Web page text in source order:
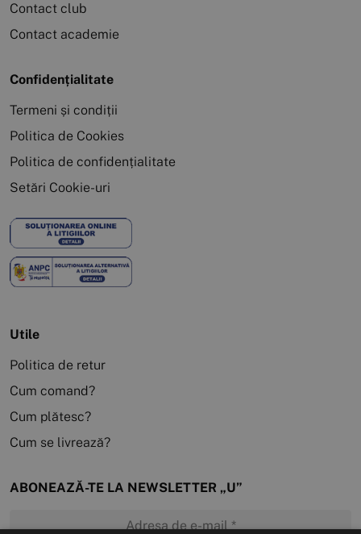
Contact club
Contact academie
Confidențialitate
Termeni și condiții
Politica de Cookies
Politica de confidențialitate
Setări Cookie-uri
Utile
Politica de retur
Cum comand?
Cum plătesc?
Cum se livrează?
ABONEAZĂ-TE LA NEWSLETTER „U”